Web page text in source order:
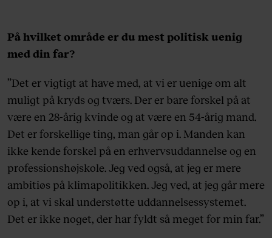
Forum og arbejder til daglig som public
affairs-konsulent i Rud Pedersen. Stiller nu for
valgkreds i Hillerød.
På hvilket område er du mest politisk uenig
med din far?
”Det er vigtigt at have med, at vi er uenige om alt
muligt på kryds og tværs. Der er bare forskel på at
være en 28-årig kvinde og at være en 54-årig mand.
Det er forskellige ting, man går op i. Manden kan
ikke kende forskel på en erhvervsuddannelse og en
professionshøjskole. Jeg ved også, at jeg er mere
ambitiøs på klimapolitikken. Jeg ved, at jeg går mere
op i, at vi skal understøtte uddannelsessystemet.
Det er ikke noget, der har fyldt så meget for min far.”